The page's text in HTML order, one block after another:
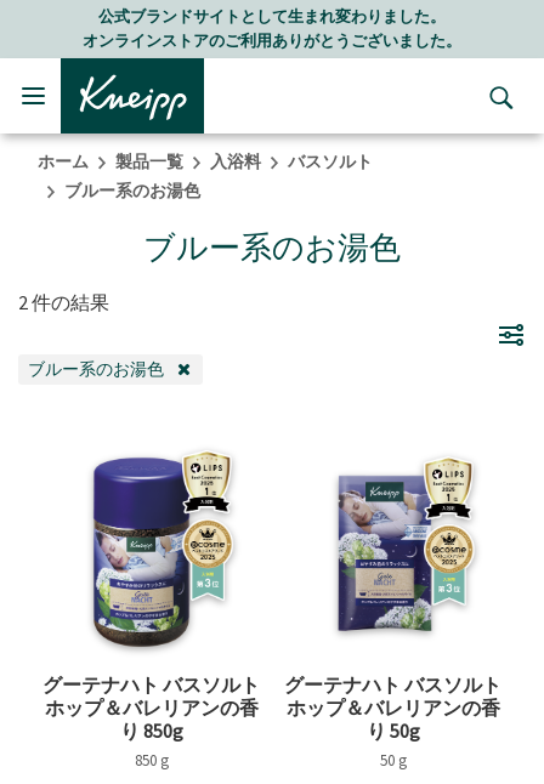
Skip to main content
Skip to footer content公式ブランドサイトとして生まれ変わりました。
オンラインストアのご利用ありがとうございました。
ホーム 製品一覧 入浴料
バスソルト
ブルー系のお湯色
ブルー系のお湯色
2 件の結果
ブルー系のお湯色
グーテナハト バスソルト
ホップ＆バレリアンの香
り 850g
850 g
グーテナハト バスソルト
ホップ＆バレリアンの香
り 50g
50 g